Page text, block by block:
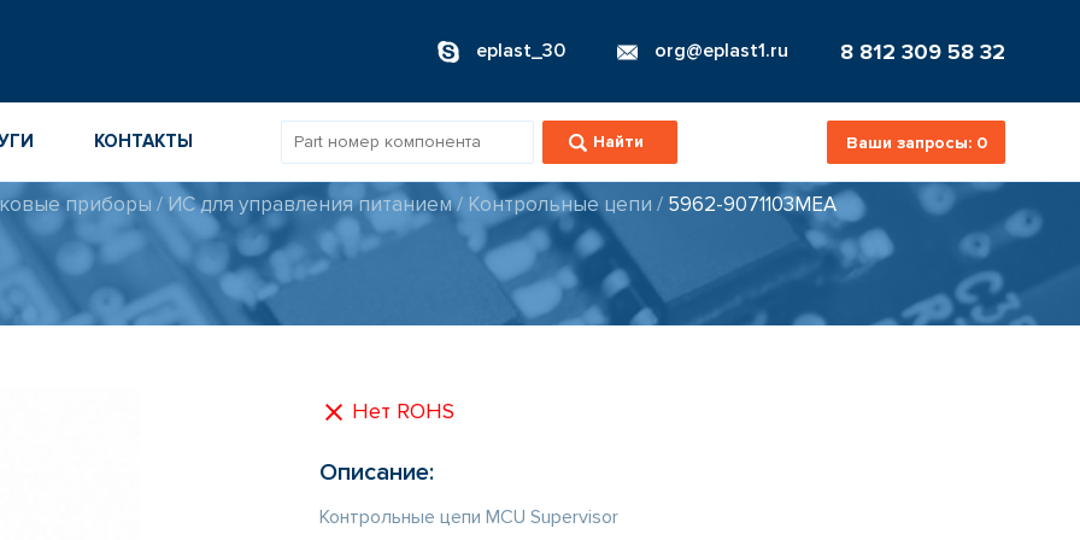
eplast_30 org@eplast1.ru 8 812 309 58 32
КОНТАКТЫ Ваши запросы: 0
приборы / ИС для управления питанием/ Контрольные цепи / 5962-9071103MEA
Нет ROHS
Описание:
Контрольные цепи MCU Supervisor